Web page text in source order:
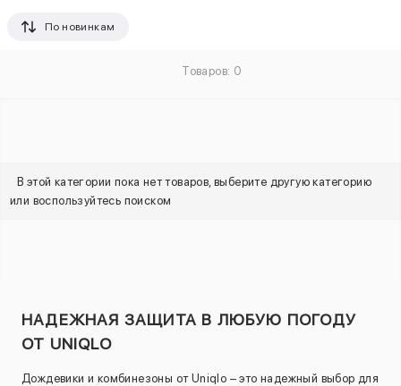
По новинкам
Товаров: 0
В этой категории пока нет товаров, выберите другую категорию
или воспользуйтесь поиском
НАДЕЖНАЯ ЗАЩИТА В ЛЮБУЮ ПОГОДУ
ОТ UNIQLO
Дождевики и комбинезоны от Uniqlo – это надежный выбор для